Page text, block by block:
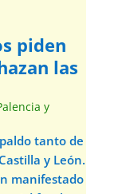
piden
las
y
tanto de
y León.
manifestado